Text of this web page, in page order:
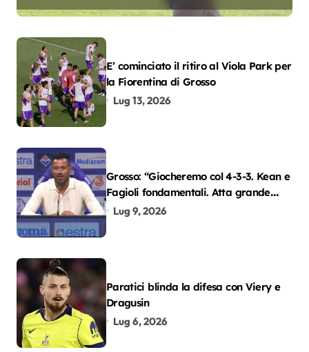
E’ cominciato il ritiro al Viola Park per
la Fiorentina di Grosso
Lug 13, 2026
Grosso: “Giocheremo col 4-3-3. Kean e
Fagioli fondamentali. Atta grande
colpo”
Lug 9, 2026
Paratici blinda la difesa con Viery e
Dragusin
Lug 6, 2026